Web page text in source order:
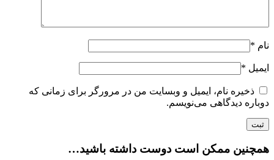
نام *
ایمیل *
ذخیره نام، ایمیل و وبسایت من در مرورگر برای زمانی که
دوباره دیدگاهی می‌نویسم.
همچنین ممکن است دوست داشته باشید…